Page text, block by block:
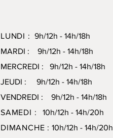
LUNDI : 9h/12h - 14h/18h
MARDI : 9h/12h - 14h/18h
MERCREDI : 9h/12h - 14h/18h
JEUDI : 9h/12h - 14h/18h
VENDREDI : 9h/12h - 14h/18h
SAMEDI : 10h/12h - 14h/20h
DIMANCHE : 10h/12h - 14h/20h